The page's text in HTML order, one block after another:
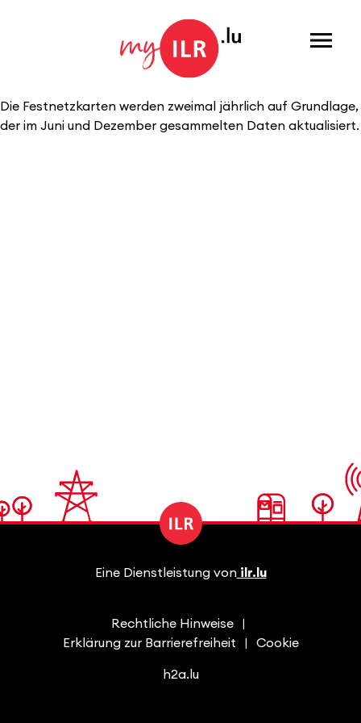
Menu
Die Festnetzkarten werden zweimal jährlich auf Grundlage,
der im Juni und Dezember gesammelten Daten aktualisiert.
Rechtliche Hinweise
Erklärung zur Barrierefreiheit
Cookie
Eine Dienstleistung vonilr.lu
h2a.lu